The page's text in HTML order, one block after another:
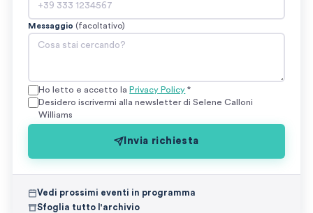
Messaggio (facoltativo)
Ho letto e accetto la Privacy Policy *
Desidero iscrivermi alla newsletter di Selene Calloni
Williams
Invia richiesta
Vedi prossimi eventi in programma
Sfoglia tutto l'archivio